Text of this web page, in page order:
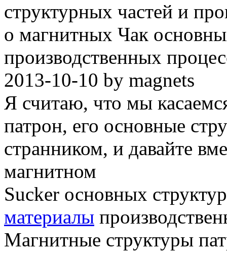
структурных частей и
о магнитных Чак
производственных
2013-10-10 by magnets
Я считаю, что мы
патрон, его основные
странником, и давайте
магнитном
Sucker основных
материалы
Магнитные структуры